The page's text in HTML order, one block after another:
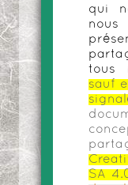
qui
tous
sauf
SA